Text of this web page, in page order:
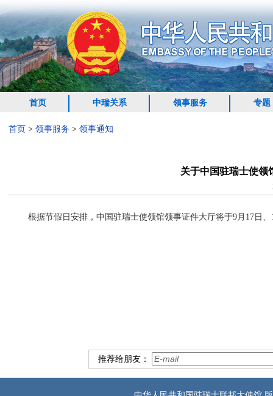
首页 中瑞关系 领事服务 专题
首页 > 领事服务 > 领事通知
关于中国驻瑞士使领
根据节假日安排，中国驻瑞士使领馆领事证件大厅将于9月17日
推荐给朋友：